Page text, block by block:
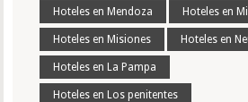
Hoteles en Mendoza Hoteles en
Hoteles en Misiones Hoteles en
Hoteles en La Pampa
Hoteles en Los penitentes